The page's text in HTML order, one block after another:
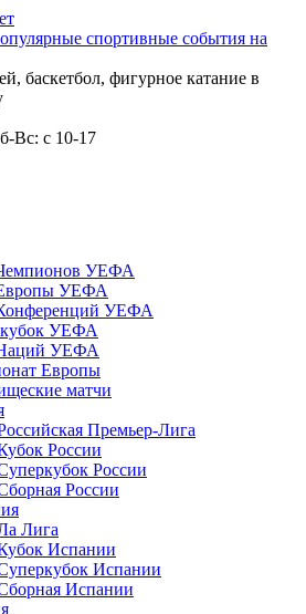
спортивные события на
баскетбол, фигурное катание в
Вс: с 10-17
УЕФА
УЕФА
УЕФА
УЕФА
УЕФА
Европы
матчи
Премьер-Лига
России
России
России
Лига
Испании
Испании
Испании